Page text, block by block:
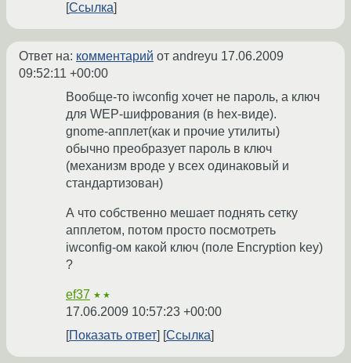
Ссылка
Ответ на: комментарий от andreyu 17.06.2009
09:52:11 +00:00
Вообще-то iwconfig хочет не пароль, а ключ
для WEP-шифрования (в hex-виде).
gnome-апплет(как и прочие утилиты)
обычно преобразует пароль в ключ
(механизм вроде у всех одинаковый и
стандартизован)
А что собственно мешает поднять сетку
апплетом, потом просто посмотреть
iwconfig-ом какой ключ (поле Encryption key)
?
ef37 ★★
17.06.2009 10:57:23 +00:00
Показать ответ
Ссылка